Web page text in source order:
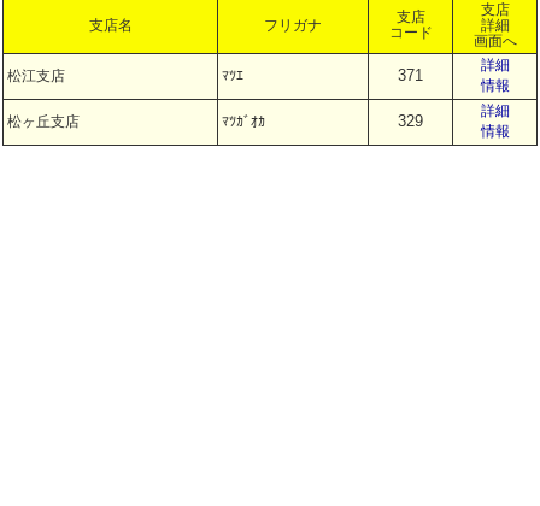
支店名 フリガナ
支店
コード
支店
詳細
画面へ
松江支店 ﾏﾂｴ 371
詳細
情報
松ヶ丘支店 ﾏﾂｶﾞｵｶ 329
詳細
情報